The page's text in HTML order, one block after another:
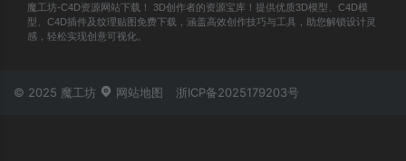
魔工坊-C4D资源网站下载！ 3D创作者的资源宝库！提供优质3D模型、C4D模
型、C4D插件及纹理贴图免费下载，涵盖高效创作技巧与工具，助您解锁设计灵
感，轻松实现创意可视化。
© 2025 魔工坊 网站地图 浙ICP备2025179203号